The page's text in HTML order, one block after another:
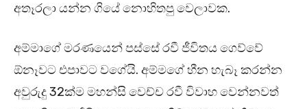
අතෑරලා යන්න ගියේ නොහිතපු වෙලාවක.
අම්මාගේ මරණයෙන් පස්සේ රවී ජීවිතය ගෙව්වේ
ඕනෑවට එපාවට වගේයි. අම්මගේ හීන හැබෑ කරන්න
අවුරුදු 32ක්ම මහන්සි වෙච්ච රවී විවාහ වෙන්නවත්